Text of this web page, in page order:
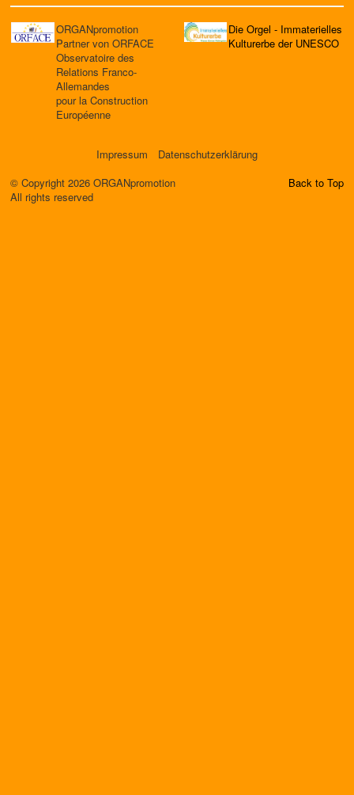
ORGANpromotion
Partner von ORFACE
Observatoire des
Relations Franco-
Allemandes
pour la Construction
Européenne
Die Orgel - Immaterielles
Kulturerbe der UNESCO
Impressum
Datenschutzerklärung
© Copyright 2026 ORGANpromotion
All rights reserved
Back to Top